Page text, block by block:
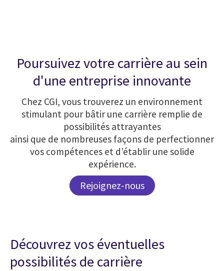
Poursuivez votre carrière au sein
d'une entreprise innovante
Chez CGI, vous trouverez un environnement
stimulant pour bâtir une carrière remplie de
possibilités attrayantes
ainsi que de nombreuses façons de perfectionner
vos compétences et d’établir une solide
expérience.
Rejoignez-nous
Découvrez vos éventuelles
possibilités de carrière